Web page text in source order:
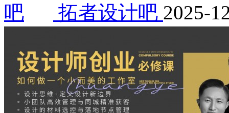
拓者设计吧 2025-